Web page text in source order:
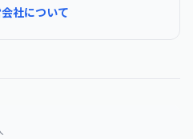
社について